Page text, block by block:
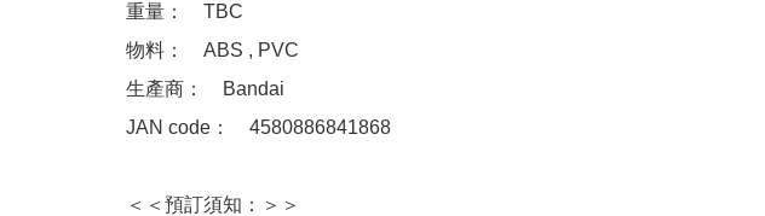
重量：　TBC
物料：　ABS , PVC
生產商：　Bandai
JAN code：　4580886841868
＜＜預訂須知：＞＞